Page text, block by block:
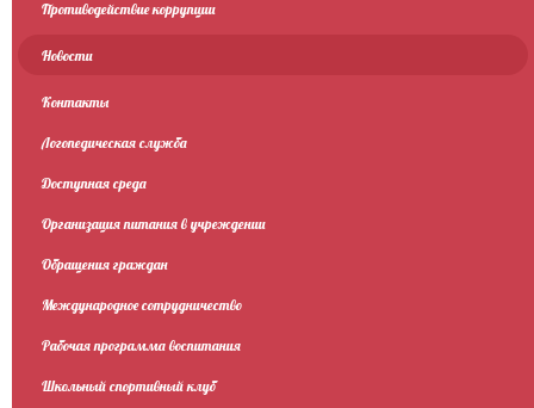
Противодействие коррупции
Новости
Контакты
Логопедическая служба
Доступная среда
Организация питания в учреждении
Обращения граждан
Международное сотрудничество
Рабочая программа воспитания
Школьный спортивный клуб